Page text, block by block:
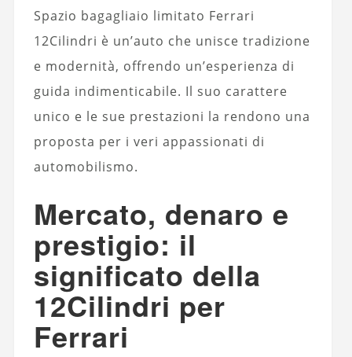
Spazio bagagliaio limitato Ferrari
12Cilindri è un’auto che unisce tradizione
e modernità, offrendo un’esperienza di
guida indimenticabile. Il suo carattere
unico e le sue prestazioni la rendono una
proposta per i veri appassionati di
automobilismo.
Mercato, denaro e
prestigio: il
significato della
12Cilindri per
Ferrari